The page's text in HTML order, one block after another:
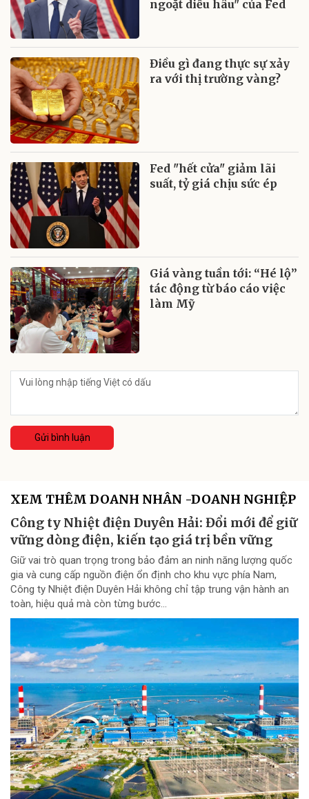
ngoặt diều hâu" của Fed
Điều gì đang thực sự xảy
ra với thị trường vàng?
Fed "hết cửa" giảm lãi
suất, tỷ giá chịu sức ép
Giá vàng tuần tới: “Hé lộ”
tác động từ báo cáo việc
làm Mỹ
Gửi bình luận
XEM THÊM DOANH NHÂN -DOANH NGHIỆP
Công ty Nhiệt điện Duyên Hải: Đổi mới để giữ
vững dòng điện, kiến tạo giá trị bền vững
Giữ vai trò quan trọng trong bảo đảm an ninh năng lượng quốc
gia và cung cấp nguồn điện ổn định cho khu vực phía Nam,
Công ty Nhiệt điện Duyên Hải không chỉ tập trung vận hành an
toàn, hiệu quả mà còn từng bước...